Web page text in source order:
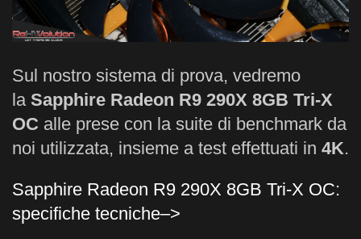
Sul nostro sistema di prova, vedremo
la Sapphire Radeon R9 290X 8GB Tri-X
OC alle prese con la suite di benchmark da
noi utilizzata, insieme a test effettuati in 4K.
Sapphire Radeon R9 290X 8GB Tri-X OC:
specifiche tecniche–>